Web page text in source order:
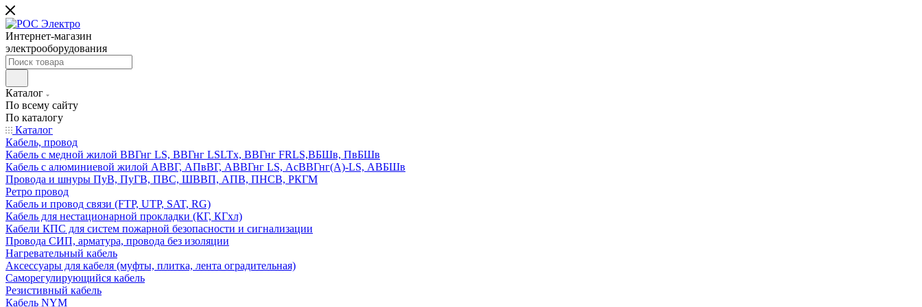
Интернет-магазин
электрооборудования
Каталог
По всему сайту
По каталогу
Каталог
Кабель, провод
Кабель с медной жилой ВВГнг LS, ВВГнг LSLTx, ВВГнг FRLS,ВБШв, ПвБШв
Кабель с алюминиевой жилой АВВГ, АПвВГ, АВВГнг LS, АсВВГнг(А)-LS, АВБШв
Провода и шнуры ПуВ, ПуГВ, ПВС, ШВВП, АПВ, ПНСВ, РКГМ
Ретро провод
Кабель и провод связи (FTP, UTP, SAT, RG)
Кабель для нестационарной прокладки (КГ, КГхл)
Кабели КПС для систем пожарной безопасности и сигнализации
Провода СИП, арматура, провода без изоляции
Нагревательный кабель
Аксессуары для кабеля (муфты, плитка, лента оградительная)
Саморегулирующийся кабель
Резистивный кабель
Кабель NYM